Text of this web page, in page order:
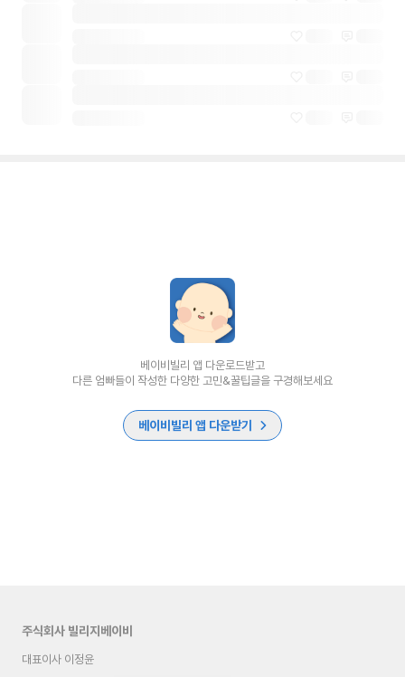
베이비빌리 앱 다운로드받고
다른 엄빠들이 작성한 다양한 고민&꿀팁글을 구경해보세요
베이비빌리 앱 다운받기
주식회사 빌리지베이비
대표이사 이정윤